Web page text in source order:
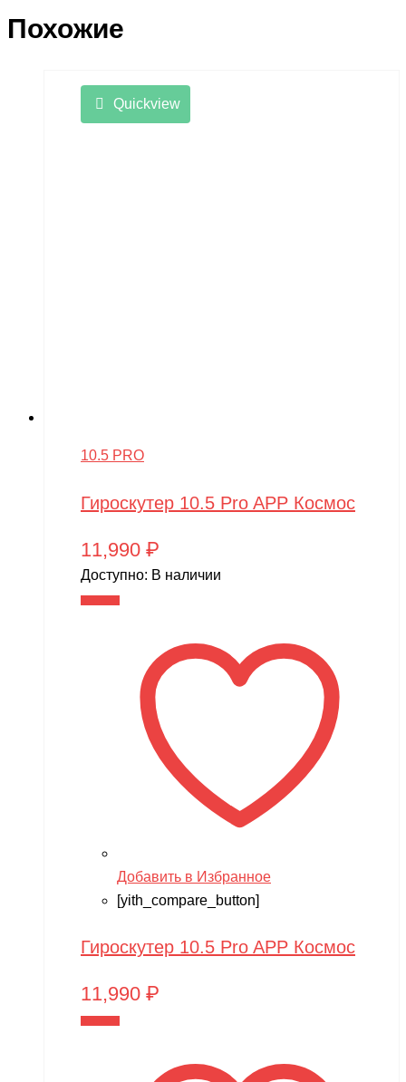
Похожие
Quickview
10.5 PRO
Гироскутер 10.5 Pro APP Космос
11,990 ₽
Доступно: В наличии
Добавить в Избранное
[yith_compare_button]
Гироскутер 10.5 Pro APP Космос
11,990 ₽